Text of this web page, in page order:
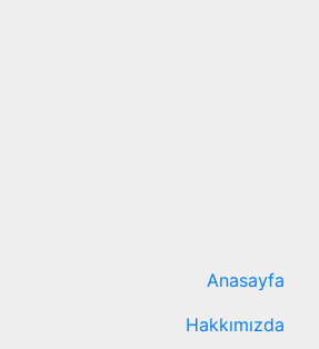
Anasayfa
Hakkımızda